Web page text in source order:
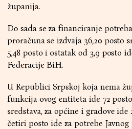
županija.
Do sada se za financiranje
proračuna se izdvaja 36,20 posto
5,48 posto i ostatak od 3,9 posto
Federacije BiH.
U Republici Srpskoj koja nema
funkcija ovog entiteta ide 72
sredstava, za općine i gradove
četiri posto ide za potrebe Javnog